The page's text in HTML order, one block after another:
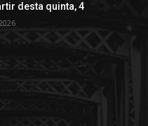
desta quinta, 4